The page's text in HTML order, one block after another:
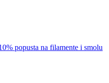
popusta na filamente i smolu